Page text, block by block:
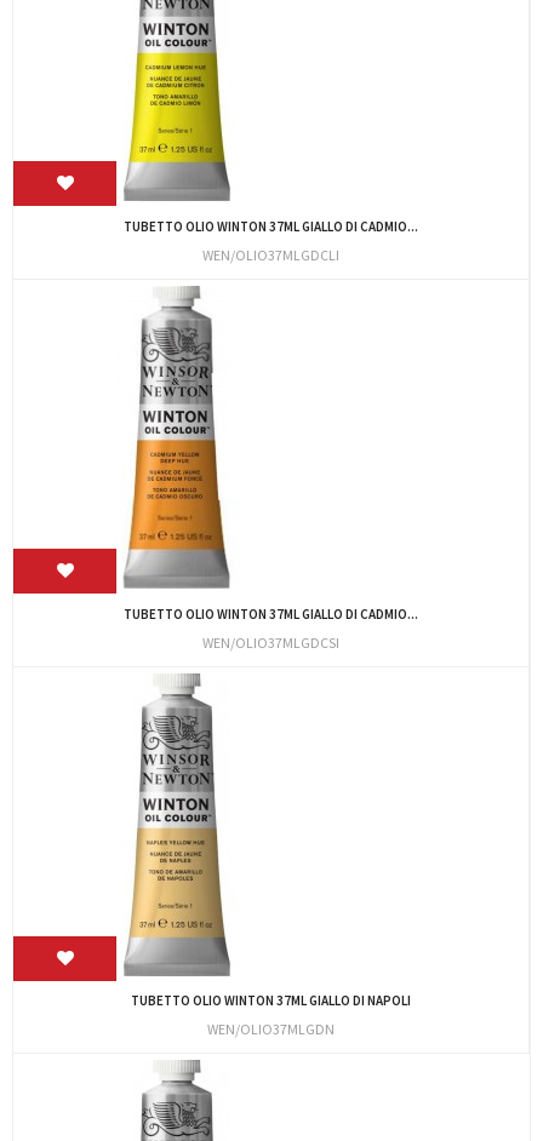
TUBETTO OLIO WINTON 37ML GIALLO DI CADMIO...
WEN/OLIO37MLGDCLI
TUBETTO OLIO WINTON 37ML GIALLO DI CADMIO...
WEN/OLIO37MLGDCSI
TUBETTO OLIO WINTON 37ML GIALLO DI NAPOLI
WEN/OLIO37MLGDN